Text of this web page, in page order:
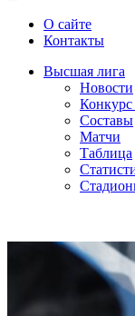
О сайте
Контакты
Высшая лига
Новости
Конкурс
Составы
Матчи
Таблица